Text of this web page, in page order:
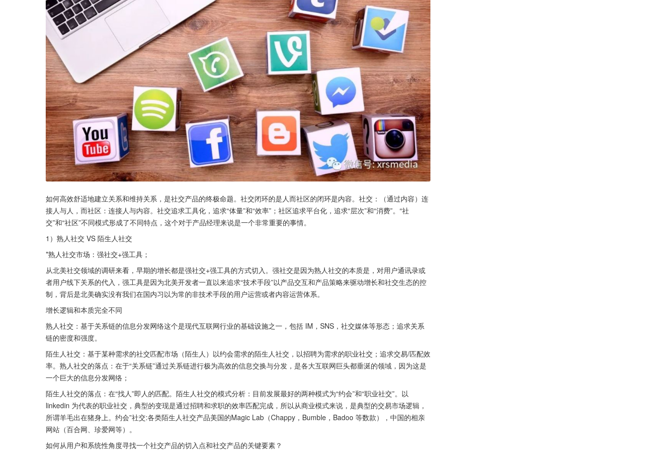
如何高效舒适地建立关系和维持关系，是社交产品的终极命题。社交闭环的是人而社区的闭环是内容。社交：（通过内容）连
接人与人，而社区：连接人与内容。社交追求工具化，追求“体量”和“效率”；社区追求平台化，追求“层次”和“消费”。“社
交”和“社区”不同模式形成了不同特点，这个对于产品经理来说是一个非常重要的事情。
1）熟人社交 VS 陌生人社交
*熟人社交市场：强社交+强工具；
从北美社交领域的调研来看，早期的增长都是强社交+强工具的方式切入。强社交是因为熟人社交的本质是，对用户通讯录或
者用户线下关系的代入，强工具是因为北美开发者一直以来追求“技术手段”以产品交互和产品策略来驱动增长和社交生态的控
制，背后是北美确实没有我们在国内习以为常的非技术手段的用户运营或者内容运营体系。
增长逻辑和本质完全不同
熟人社交：基于关系链的信息分发网络这个是现代互联网行业的基础设施之一，包括 IM，SNS，社交媒体等形态；追求关系
链的密度和强度。
陌生人社交：基于某种需求的社交匹配市场（陌生人）以约会需求的陌生人社交，以招聘为需求的职业社交；追求交易/匹配效
率。熟人社交的落点：在于“关系链”通过关系链进行极为高效的信息交换与分发，是各大互联网巨头都垂涎的领域，因为这是
一个巨大的信息分发网络；
陌生人社交的落点：在“找人”即人的匹配。陌生人社交的模式分析：目前发展最好的两种模式为“约会”和“职业社交”。以
linkedin 为代表的职业社交，典型的变现是通过招聘和求职的效率匹配完成，所以从商业模式来说，是典型的交易市场逻辑，
所谓羊毛出在猪身上。约会”社交:各类陌生人社交产品美国的Magic Lab（Chappy，Bumble，Badoo 等数款），中国的相亲
网站（百合网、珍爱网等）。
如何从用户和系统性角度寻找一个社交产品的切入点和社交产品的关键要素？